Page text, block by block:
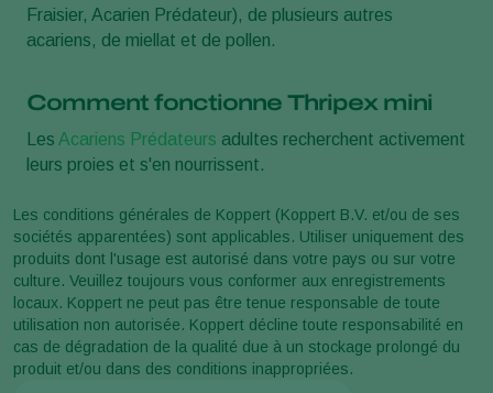
Fraisier, Acarien Prédateur), de plusieurs autres
acariens, de miellat et de pollen.
Comment fonctionne Thripex mini
Les Acariens Prédateurs adultes recherchent activement
leurs proies et s'en nourrissent.
Les conditions générales de Koppert (Koppert B.V. et/ou de ses
sociétés apparentées) sont applicables. Utiliser uniquement des
produits dont l'usage est autorisé dans votre pays ou sur votre
culture. Veuillez toujours vous conformer aux enregistrements
locaux. Koppert ne peut pas être tenue responsable de toute
utilisation non autorisée. Koppert décline toute responsabilité en
cas de dégradation de la qualité due à un stockage prolongé du
produit et/ou dans des conditions inappropriées.